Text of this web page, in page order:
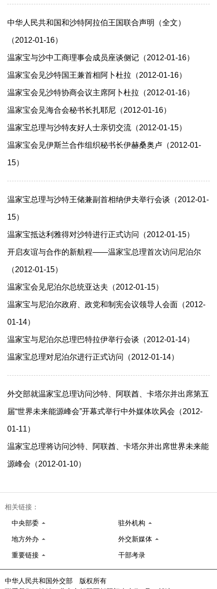
中华人民共和国和沙特阿拉伯王国联合声明（全文）
（2012-01-16）
温家宝与沙中工商理事会成员座谈侧记（2012-01-16）
温家宝会见沙特国王兼首相阿卜杜拉（2012-01-16）
温家宝会见沙特协商会议主席阿卜杜拉（2012-01-16）
温家宝会见海合会秘书长扎耶尼（2012-01-16）
温家宝总理与沙特友好人士亲切交流（2012-01-15）
温家宝会见伊斯兰合作组织秘书长伊赫桑奥卢（2012-01-
15）
温家宝总理与沙特王储兼副首相纳伊夫举行会谈（2012-01-
15）
温家宝抵达利雅得对沙特进行正式访问（2012-01-15）
开启友谊与合作的新航程——温家宝总理首次访问尼泊尔
（2012-01-15）
温家宝会见尼泊尔总统亚达夫（2012-01-15）
温家宝与尼泊尔政府、政党和制宪会议领导人会面（2012-
01-14）
温家宝与尼泊尔总理巴特拉伊举行会谈（2012-01-14）
温家宝总理对尼泊尔进行正式访问（2012-01-14）
外交部就温家宝总理访问沙特、阿联酋、卡塔尔并出席第五
届“世界未来能源峰会”开幕式举行中外媒体吹风会（2012-
01-11）
温家宝总理将访问沙特、阿联酋、卡塔尔并出席世界未来能
源峰会（2012-01-10）
相关链接：
中央部委 驻外机构
地方外办 外交新媒体
重要链接 干部考录
中华人民共和国外交部 版权所有